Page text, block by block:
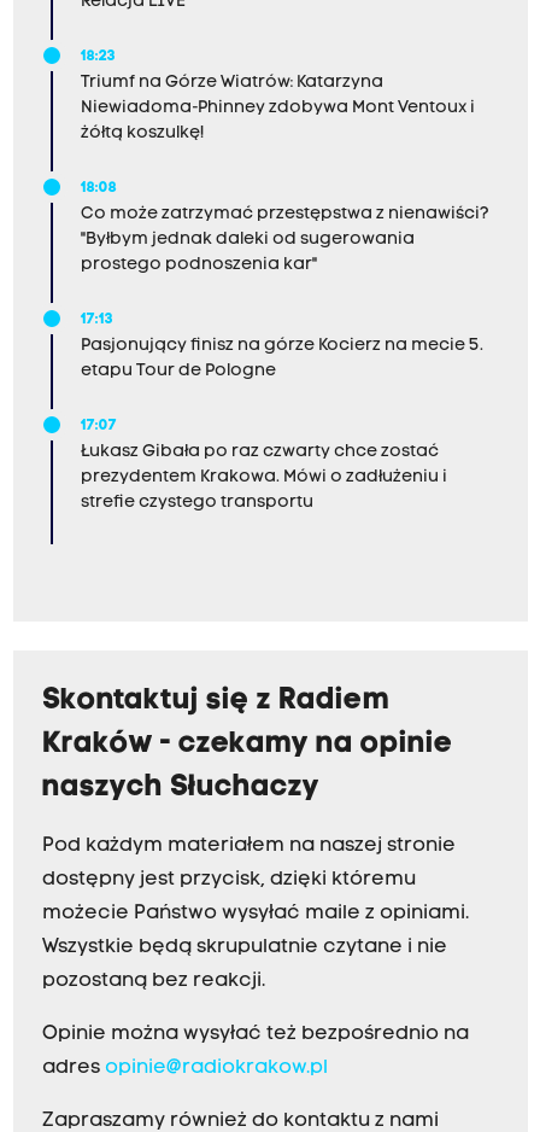
18:23
Triumf na Górze Wiatrów: Katarzyna
Niewiadoma-Phinney zdobywa Mont Ventoux i
żółtą koszulkę!
18:08
Co może zatrzymać przestępstwa z nienawiści?
"Byłbym jednak daleki od sugerowania
prostego podnoszenia kar"
17:13
Pasjonujący finisz na górze Kocierz na mecie 5.
etapu Tour de Pologne
17:07
Łukasz Gibała po raz czwarty chce zostać
prezydentem Krakowa. Mówi o zadłużeniu i
strefie czystego transportu
Skontaktuj się z Radiem
Kraków - czekamy na opinie
naszych Słuchaczy
Pod każdym materiałem na naszej stronie
dostępny jest przycisk, dzięki któremu
możecie Państwo wysyłać maile z opiniami.
Wszystkie będą skrupulatnie czytane i nie
pozostaną bez reakcji.
Opinie można wysyłać też bezpośrednio na
adres opinie@radiokrakow.pl
Zapraszamy również do kontaktu z nami